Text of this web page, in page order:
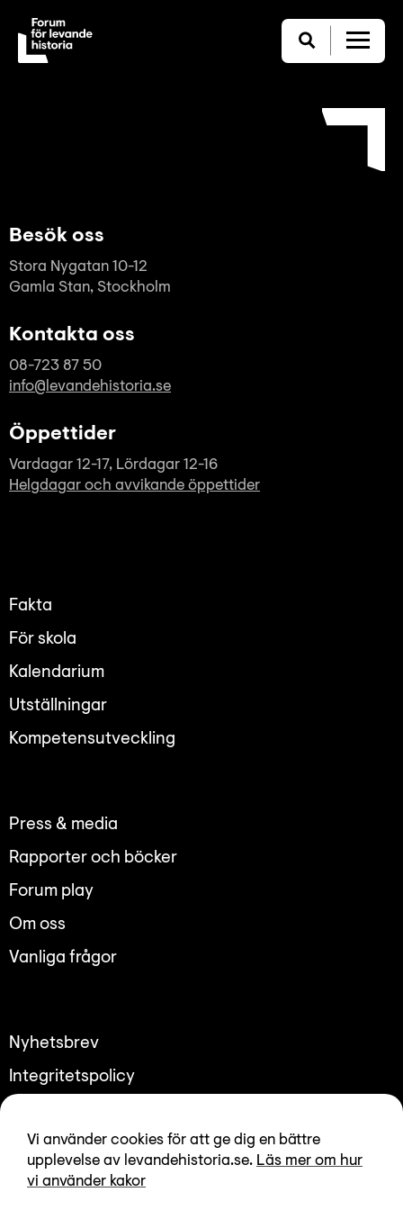
Vi använder cookies för att ge dig en bättre
upplevelse av levandehistoria.se. Läs mer om hur
vi använder kakor
Besök oss
Stora Nygatan 10-12
Gamla Stan, Stockholm
Kontakta oss
08-723 87 50
info@levandehistoria.se
Öppettider
Vardagar 12-17, Lördagar 12-16
Helgdagar och avvikande öppettider
Fakta
För skola
Kalendarium
Utställningar
Kompetensutveckling
Press & media
Rapporter och böcker
Forum play
Om oss
Vanliga frågor
Nyhetsbrev
Integritetspolicy